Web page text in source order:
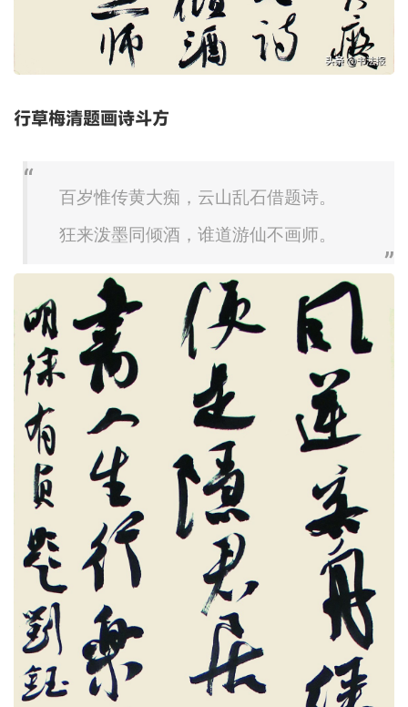
行草梅清题画诗斗方
百岁惟传黄大痴，云山乱石借题诗。
狂来泼墨同倾酒，谁道游仙不画师。